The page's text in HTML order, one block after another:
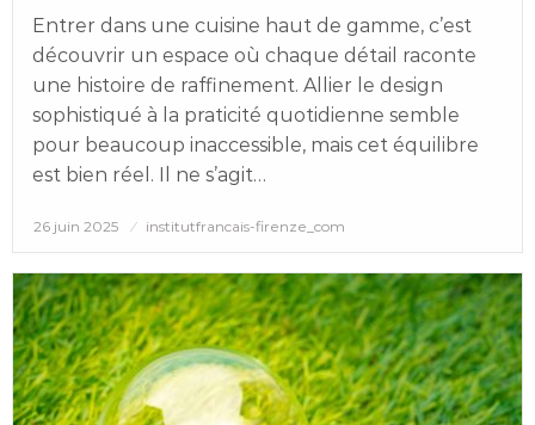
Entrer dans une cuisine haut de gamme, c’est
découvrir un espace où chaque détail raconte
une histoire de raffinement. Allier le design
sophistiqué à la praticité quotidienne semble
pour beaucoup inaccessible, mais cet équilibre
est bien réel. Il ne s’agit…
Posted
26 juin 2025 institutfrancais-firenze_com